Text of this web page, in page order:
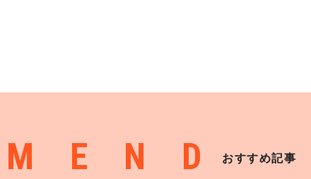
おすすめ記事